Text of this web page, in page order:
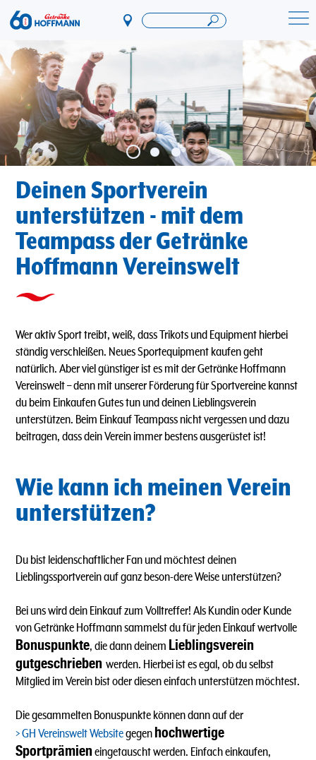
Direkt
zum
Deinen Sportverein
unterstützen - mit dem
Teampass der Getränke
Hoffmann Vereinswelt
Wer aktiv Sport treibt, weiß, dass Trikots und Equipment hierbei
ständig verschleißen. Neues Sportequipment kaufen geht
natürlich. Aber viel günstiger ist es mit der Getränke Hoffmann
Vereinswelt – denn mit unserer Förderung für Sportvereine kannst
du beim Einkaufen Gutes tun und deinen Lieblingsverein
unterstützen. Beim Einkauf Teampass nicht vergessen und dazu
beitragen, dass dein Verein immer bestens ausgerüstet ist!
Wie kann ich meinen Verein
unterstützen?
Du bist leidenschaftlicher Fan und möchtest deinen
Lieblingssportverein auf ganz beson-dere Weise unterstützen?
Bei uns wird dein Einkauf zum Volltreffer! Als Kundin oder Kunde
von Getränke Hoffmann sammelst du für jeden Einkauf wertvolle
Bonuspunkte, die dann deinem Lieblingsverein
gutgeschrieben werden. Hierbei ist es egal, ob du selbst
Mitglied im Verein bist oder diesen einfach unterstützen möchtest.
Die gesammelten Bonuspunkte können dann auf der
GH Vereinswelt Websitegegen hochwertige
Sportprämien eingetauscht werden. Einfach einkaufen,